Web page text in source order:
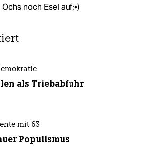
noch Esel auf;•)
als Triebabfuhr
mit 63
Populismus